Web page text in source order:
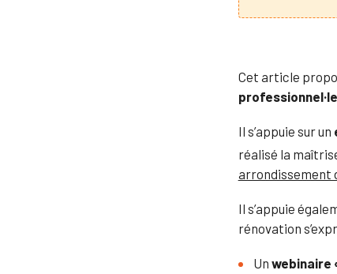
Cet article
Il s’appuie sur un
réalisé la
arrondissement
Il s’appuie
rénovation
Unwebinaire